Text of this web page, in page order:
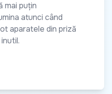
mai puțin
atunci când
aparatele din priză